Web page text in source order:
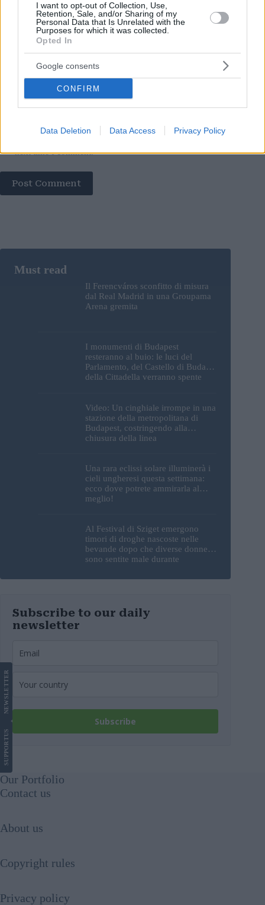
I want to opt-out of Collection, Use,
Retention, Sale, and/or Sharing of my
Personal Data that Is Unrelated with the
Purposes for which it was collected.
Opted In
Google consents
CONFIRM
Data Deletion Data Access Privacy Policy
Website
Add Comment *
next time I comment.
Post Comment
Il Ferencváros sconfitto di misura
dal Real Madrid in una Groupama
Arena gremita
I monumenti di Budapest
resteranno al buio: le luci del
Parlamento, del Castello di Buda e
della Cittadella verranno spente
Video: Un cinghiale irrompe in una
stazione della metropolitana di
Budapest, costringendo alla
chiusura della linea
Una rara eclissi solare illuminerà i
cieli ungheresi questa settimana:
ecco dove potrete ammirarla al
meglio!
Al Festival di Sziget emergono
timori di droghe nascoste nelle
bevande dopo che diverse donne si
sono sentite male durante
Subscribe to our daily
newsletter
Subscribe
SUPPORT
US
NEWS
LETTER
Our Portfolio
Contact us
About us
Copyright rules
Privacy policy